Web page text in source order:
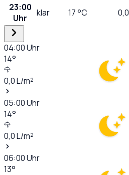
23:00
Uhr
klar 17°C 0,0
04:00Uhr
14°
0,0L/m²
05:00Uhr
14°
0,0L/m²
06:00Uhr
13°